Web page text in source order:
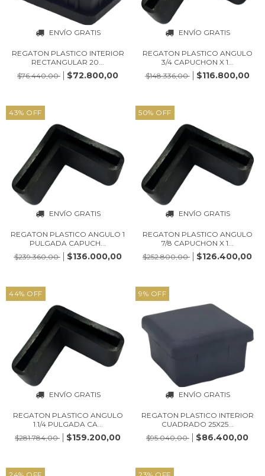
ENVÍO GRATIS
REGATON PLASTICO INTERIOR
RECTANGULAR 20...
$76.440,00
$72.800,00
ENVÍO GRATIS
REGATON PLASTICO ANGULO
3/4 CAPUCHON X 1...
$148.336,00
$116.800,00
43% OFF
ENVÍO GRATIS
REGATON PLASTICO ANGULO 1
PULGADA CAPUCH...
$239.360,00
$136.000,00
50% OFF
ENVÍO GRATIS
REGATON PLASTICO ANGULO
7/8 CAPUCHON X 1...
$252.800,00
$126.400,00
44% OFF
ENVÍO GRATIS
REGATON PLASTICO ANGULO
1.1/4 PULGADA CA...
$281.784,00
$159.200,00
9% OFF
ENVÍO GRATIS
REGATON PLASTICO INTERIOR
CUADRADO 25X25...
$95.040,00
$86.400,00